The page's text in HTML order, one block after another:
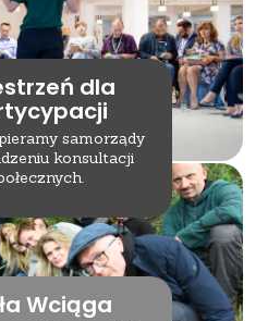
dla
samorządy
konsultacji
Wciąga